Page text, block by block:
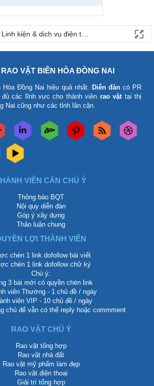
Linh kiện & dịch vụ điện thoại
VẶT BIÊN HÒA ĐỒNG NAI
Hòa Đồng Nai hiệu quả nhất. Diễn đàn có PR
các lĩnh vực cho thành viên rao vặt tại thị
Nai cũng như các tỉnh lân cận.
VIÊN CẦN CHÚ Ý
Thông báo BQT
Nội quy diễn đàn
Góp ý xây dựng
Thảo luận chung
LỢI THÀNH VIÊN
chèn 1 link dofollow bài viết
chèn 1 link dofollow chữ ký
Chú ý:
3 bài mới có quyền chèn link
viên Thường - 1 chủ đề / ngày
viên VIP - 10 chủ đề / ngày
chủ để vẫn có thể reply hoặc commment
RAO VẶT CHÚ Ý
Rao vặt tổng hợp
Rao vặt nhà đất
Rao vặt mỹ phẩm làm đẹp
Rao vặt điện thoại
Giải trí tổng hợp